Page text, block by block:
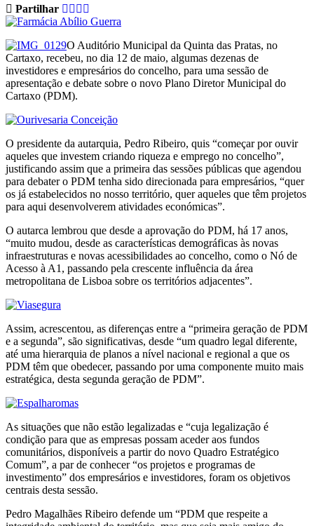
Partilhar
O Auditório Municipal da Quinta das Pratas, no
Cartaxo, recebeu, no dia 12 de maio, algumas dezenas de
investidores e empresários do concelho, para uma sessão de
apresentação e debate sobre o novo Plano Diretor Municipal do
Cartaxo (PDM).
O presidente da autarquia, Pedro Ribeiro, quis “começar por ouvir
aqueles que investem criando riqueza e emprego no concelho”,
justificando assim que a primeira das sessões públicas que agendou
para debater o PDM tenha sido direcionada para empresários, “quer
os já estabelecidos no nosso território, quer aqueles que têm projetos
para aqui desenvolverem atividades económicas”.
O autarca lembrou que desde a aprovação do PDM, há 17 anos,
“muito mudou, desde as características demográficas às novas
infraestruturas e novas acessibilidades ao concelho, como o Nó de
Acesso à A1, passando pela crescente influência da área
metropolitana de Lisboa sobre os territórios adjacentes”.
Assim, acrescentou, as diferenças entre a “primeira geração de PDM
e a segunda”, são significativas, desde “um quadro legal diferente,
até uma hierarquia de planos a nível nacional e regional a que os
PDM têm que obedecer, passando por uma componente muito mais
estratégica, desta segunda geração de PDM”.
As situações que não estão legalizadas e “cuja legalização é
condição para que as empresas possam aceder aos fundos
comunitários, disponíveis a partir do novo Quadro Estratégico
Comum”, a par de conhecer “os projetos e programas de
investimento” dos empresários e investidores, foram os objetivos
centrais desta sessão.
Pedro Magalhães Ribeiro defende um “PDM que respeite a